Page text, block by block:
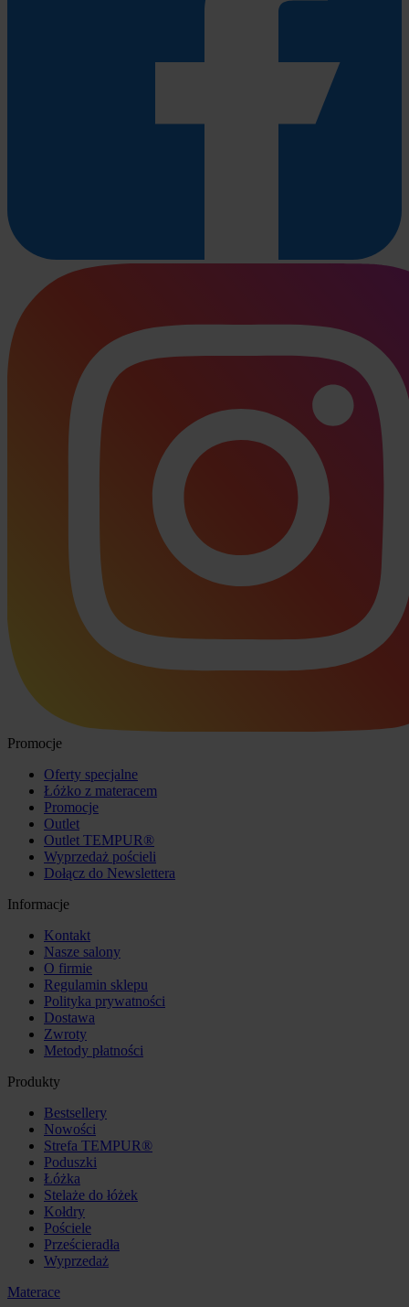
Promocje
Oferty specjalne
Łóżko z materacem
Promocje
Outlet
Outlet TEMPUR®
Wyprzedaż pościeli
Dołącz do Newslettera
Informacje
Kontakt
Nasze salony
O firmie
Regulamin sklepu
Polityka prywatności
Dostawa
Zwroty
Metody płatności
Produkty
Bestsellery
Nowości
Strefa TEMPUR®
Poduszki
Łóżka
Stelaże do łóżek
Kołdry
Pościele
Prześcieradła
Wyprzedaż
Materace